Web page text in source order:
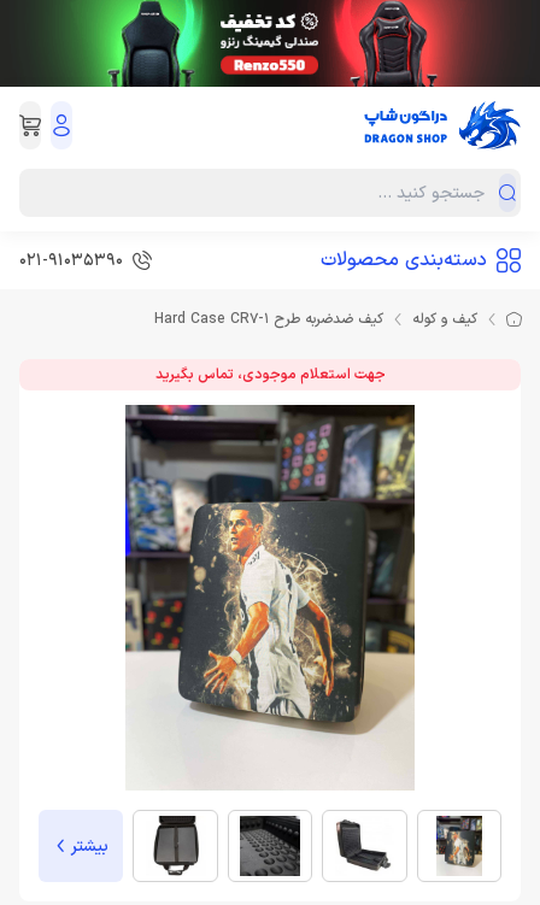
دسته‌بندی محصولات 021-91035390
کیف و کوله کیف ضدضربه طرح Hard Case CR7-1
جهت استعلام موجودی، تماس بگیرید
بیشتر